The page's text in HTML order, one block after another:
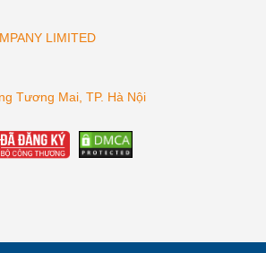
LIMITED
Tương Mai, TP. Hà Nội